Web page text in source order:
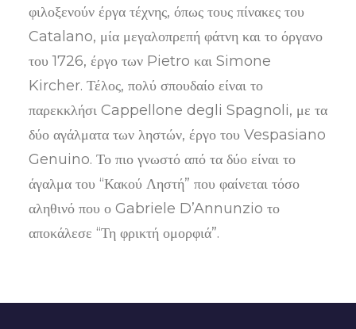
φιλοξενούν έργα τέχνης, όπως τους πίνακες του
Catalano, μία μεγαλοπρεπή φάτνη και το όργανο
του 1726, έργο των Pietro και Simone
Kircher. Τέλος, πολύ σπουδαίο είναι το
παρεκκλήσι Cappellone degli Spagnoli, με τα
δύο αγάλματα των ληστών, έργο του Vespasiano
Genuino. Το πιο γνωστό από τα δύο είναι το
άγαλμα του “Κακού Ληστή” που φαίνεται τόσο
αληθινό που ο Gabriele D’Annunzio το
αποκάλεσε “Τη φρικτή ομορφιά”.